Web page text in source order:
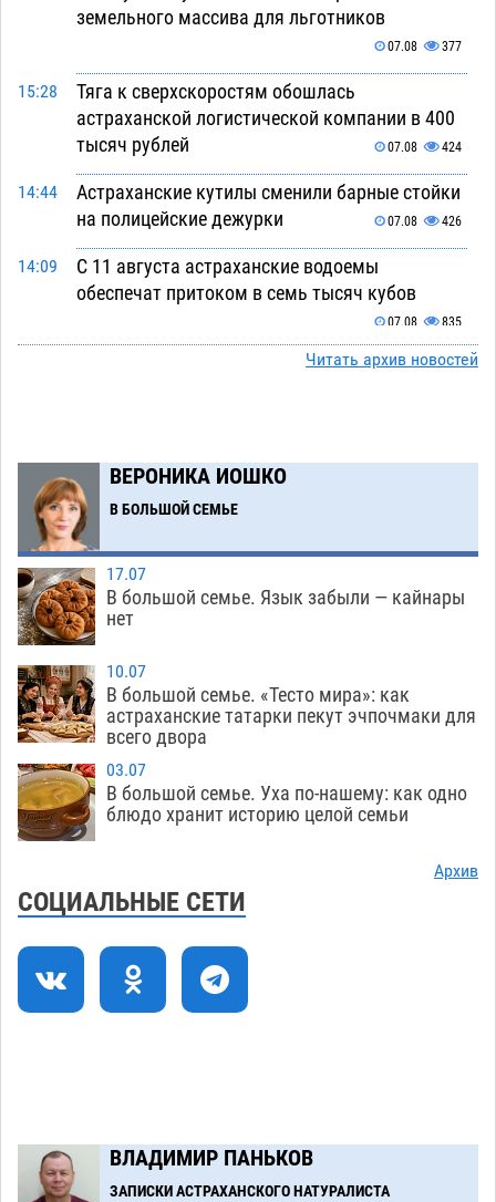
земельного массива для льготников
07.08 377
15:28
Тяга к сверхскоростям обошлась
астраханской логистической компании в 400
тысяч рублей
07.08 424
14:44
Астраханские кутилы сменили барные стойки
на полицейские дежурки
07.08 426
14:09
С 11 августа астраханские водоемы
обеспечат притоком в семь тысяч кубов
07.08 835
Астраханский аэропорт попробует отбиться
помойку
11:58
В Астрахани подросток угнал мотоцикл и
похитил чужие мобильник с банковскими
картами
11:20
Астраханцев ждут на парковом газоне с
призами и эрмитажными котами
10:43
Астраханский суд встал на сторону МЧС в
споре за возврат униформы
07.08 543
10:02
На Всероссийской Спартакиаде астраханские
гандболисты уступили казанским «драконам»
07.08
Краснодарской в Астрахани скончались
Астраханский суд оценил четыре удара по
голове полицейского в сто тысяч рублей
18:57
В Астрахани впервые открыли смену по
теории игр
Читать архив новостей
ВЕРОНИКА ИОШКО
В БОЛЬШОЙ СЕМЬЕ
17.07
В большой семье. Язык забыли — кайнары
нет
10.07
В большой семье. «Тесто мира»: как
астраханские татарки пекут эчпочмаки для
всего двора
03.07
В большой семье. Уха по-нашему: как одно
блюдо хранит историю целой семьи
Архив
СОЦИАЛЬНЫЕ СЕТИ
ВЛАДИМИР ПАНЬКОВ
ЗАПИСКИ АСТРАХАНСКОГО НАТУРАЛИСТА